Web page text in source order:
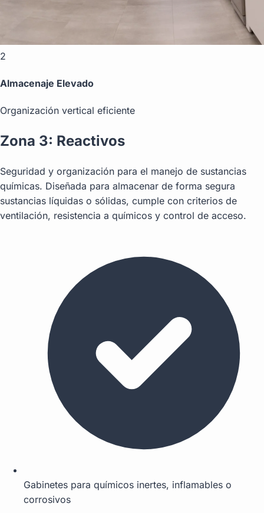
2
Almacenaje Elevado
Organización vertical eficiente
Zona 3: Reactivos
Seguridad y organización para el manejo de sustancias
químicas. Diseñada para almacenar de forma segura
sustancias líquidas o sólidas, cumple con criterios de
ventilación, resistencia a químicos y control de acceso.
Gabinetes para químicos inertes, inflamables o
corrosivos